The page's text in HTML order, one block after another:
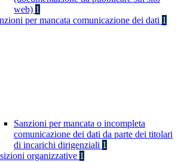
web) 1
per mancata comunicazione dei dati 1
Sanzioni per mancata o incompleta
comunicazione dei dati da parte dei titolari
di incarichi dirigenziali 1
organizzative 1